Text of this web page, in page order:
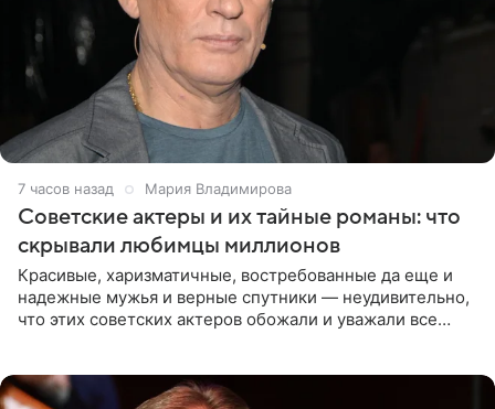
7 часов назад Мария Владимирова
Советские актеры и их тайные романы: что
скрывали любимцы миллионов
Красивые, харизматичные, востребованные да еще и
надежные мужья и верные спутники — неудивительно,
что этих советских актеров обожали и уважали все